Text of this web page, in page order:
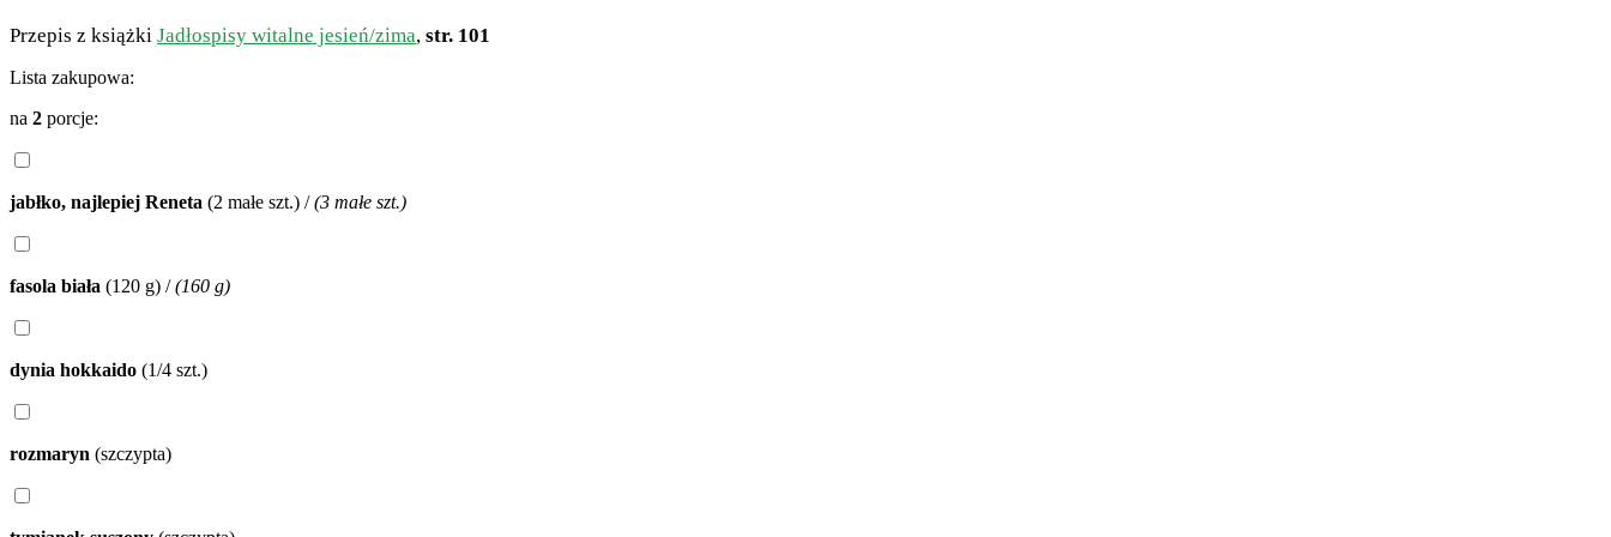
Przepis z książki Jadłospisy witalne jesień/zima, str. 101
Lista zakupowa:
na 2 porcje:
jabłko, najlepiej Reneta (2 małe szt.) /(3 małe szt.)
fasola biała (120 g) /(160 g)
dynia hokkaido (1/4 szt.)
rozmaryn (szczypta)